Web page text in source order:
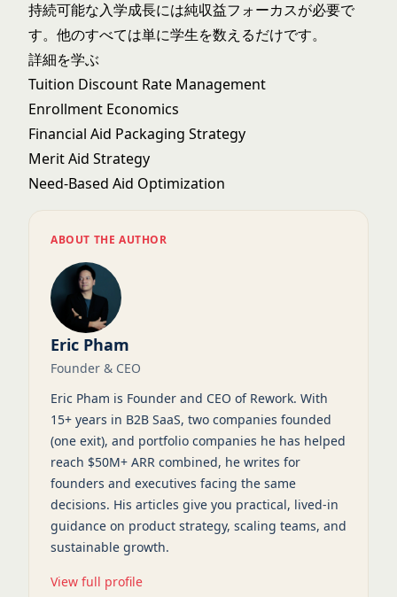
持続可能な入学成長には純収益フォーカスが必要で
す。他のすべては単に学生を数えるだけです。
詳細を学ぶ
Tuition Discount Rate Management
Enrollment Economics
Financial Aid Packaging Strategy
Merit Aid Strategy
Need-Based Aid Optimization
ABOUT THE AUTHOR
Eric Pham
Founder & CEO
Eric Pham is Founder and CEO of Rework. With
15+ years in B2B SaaS, two companies founded
(one exit), and portfolio companies he has helped
reach $50M+ ARR combined, he writes for
founders and executives facing the same
decisions. His articles give you practical, lived-in
guidance on product strategy, scaling teams, and
sustainable growth.
View full profile